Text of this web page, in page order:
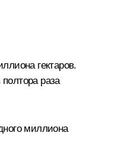
гектаров.
раза
миллиона